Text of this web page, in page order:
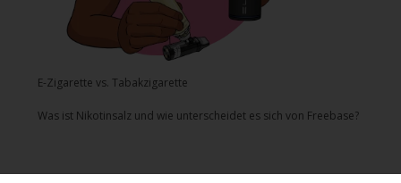
E-Zigarette vs. Tabakzigarette
Was ist Nikotinsalz und wie unterscheidet es sich von Freebase?